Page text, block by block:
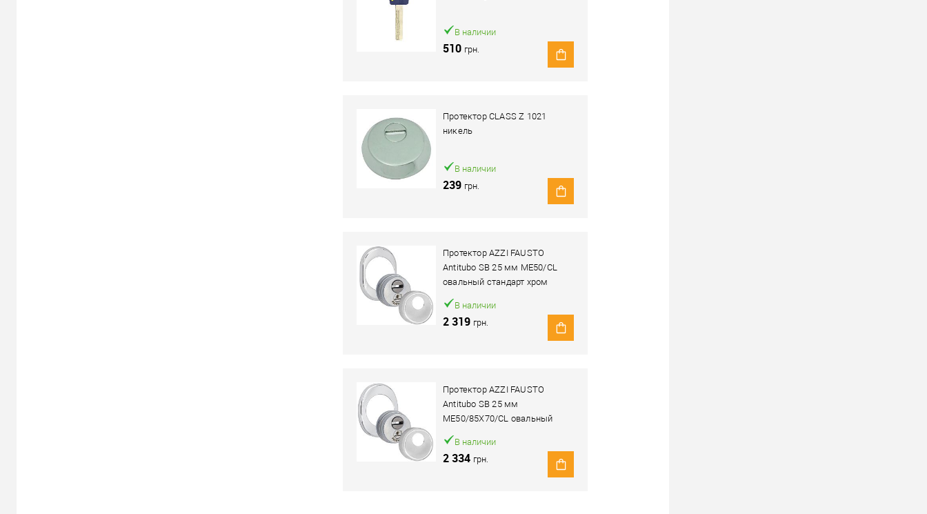
В наличии
510 грн.
Протектор CLASS Z 1021
никель
В наличии
239 грн.
Протектор AZZI FAUSTO
Antitubo SB 25 мм ME50/CL
овальный стандарт хром
полированный
В наличии
2 319 грн.
Протектор AZZI FAUSTO
Antitubo SB 25 мм
ME50/85X70/CL овальный
широкий хром полированный
В наличии
2 334 грн.